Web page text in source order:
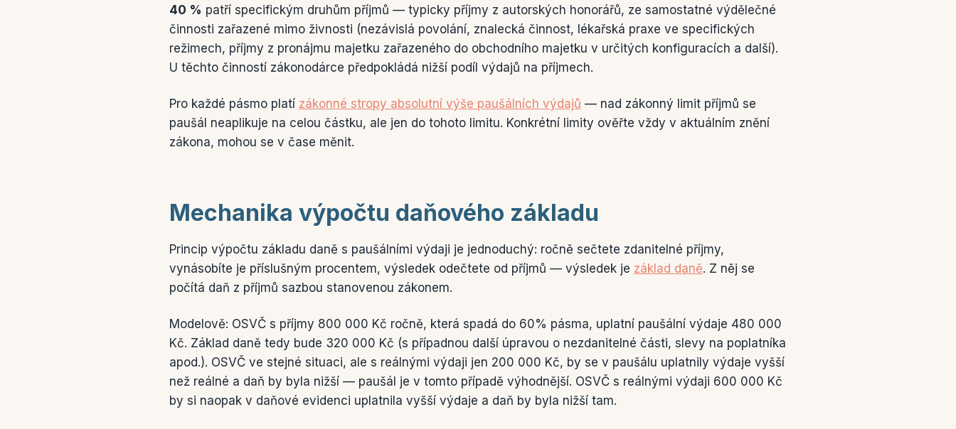
40 % patří specifickým druhům příjmů — typicky příjmy z autorských honorářů, ze samostatné výdělečné
činnosti zařazené mimo živnosti (nezávislá povolání, znalecká činnost, lékařská praxe ve specifických
režimech, příjmy z pronájmu majetku zařazeného do obchodního majetku v určitých konfiguracích a další).
U těchto činností zákonodárce předpokládá nižší podíl výdajů na příjmech.
Pro každé pásmo platí zákonné stropy absolutní výše paušálních výdajů — nad zákonný limit příjmů se
paušál neaplikuje na celou částku, ale jen do tohoto limitu. Konkrétní limity ověřte vždy v aktuálním znění
zákona, mohou se v čase měnit.
Mechanika výpočtu daňového základu
Princip výpočtu základu daně s paušálními výdaji je jednoduchý: ročně sečtete zdanitelné příjmy,
vynásobíte je příslušným procentem, výsledek odečtete od příjmů — výsledek je základ daně. Z něj se
počítá daň z příjmů sazbou stanovenou zákonem.
Modelově: OSVČ s příjmy 800 000 Kč ročně, která spadá do 60% pásma, uplatní paušální výdaje 480 000
Kč. Základ daně tedy bude 320 000 Kč (s případnou další úpravou o nezdanitelné části, slevy na poplatníka
apod.). OSVČ ve stejné situaci, ale s reálnými výdaji jen 200 000 Kč, by se v paušálu uplatnily výdaje vyšší
než reálné a daň by byla nižší — paušál je v tomto případě výhodnější. OSVČ s reálnými výdaji 600 000 Kč
by si naopak v daňové evidenci uplatnila vyšší výdaje a daň by byla nižší tam.